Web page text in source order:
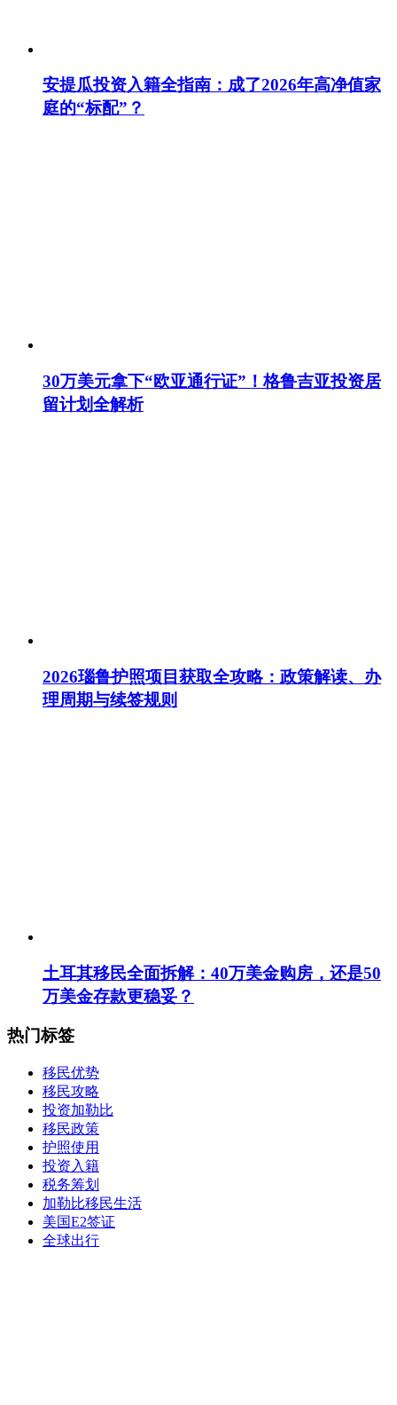
安提瓜投资入籍全指南：成了2026年高净值家
庭的“标配”？
30万美元拿下“欧亚通行证”！格鲁吉亚投资居
留计划全解析
2026瑙鲁护照项目获取全攻略：政策解读、办
理周期与续签规则
土耳其移民全面拆解：40万美金购房，还是50
万美金存款更稳妥？
热门标签
移民优势
移民攻略
投资加勒比
移民政策
护照使用
投资入籍
税务筹划
加勒比移民生活
美国E2签证
全球出行